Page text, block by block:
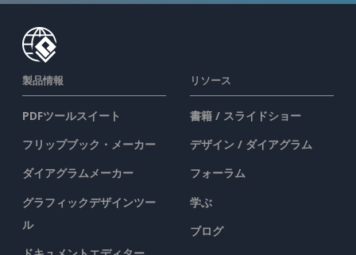
製品情報
PDFツールスイート
フリップブック・メーカー
ダイアグラムメーカー
グラフィックデザインツー
ル
リソース
書籍 / スライドショー
デザイン / ダイアグラム
フォーラム
学ぶ
ブログ